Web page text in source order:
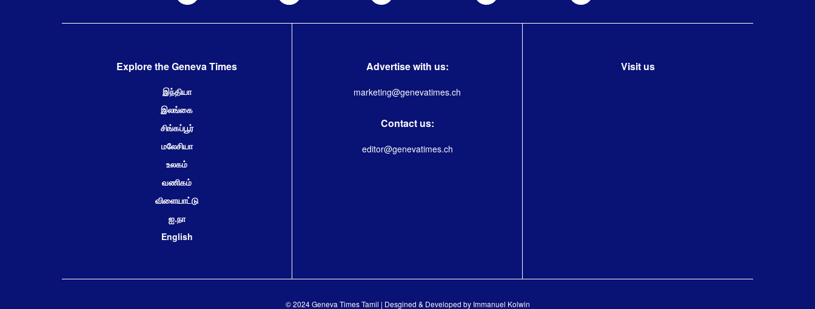
Explore the Geneva Times
இந்தியா
இலங்கை
சிங்கப்பூர்
மலேசியா
உலகம்
வணிகம்
விளையாட்டு
ஐ.நா
English
Advertise with us:
marketing@genevatimes.ch
Contact us:
editor@genevatimes.ch
Visit us
© 2024 Geneva Times Tamil | Desgined & Developed by Immanuel Kolwin